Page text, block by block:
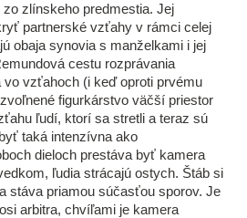
zlínskeho predmestia. Jej
partnerské vzťahy v rámci celej
obaja synovia s manželkami i jej
cestu rozprávania
vo vzťahoch (i keď oproti prvému
figurkárstvo väčší priestor
ľudí, ktorí sa stretli a teraz sú
taká intenzívna ako
dieloch prestáva byť kamera
ľudia strácajú ostych. Štáb si
stáva priamou súčasťou sporov. Je
arbitra, chvíľami je kamera